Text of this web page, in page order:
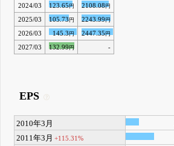
2024/03 123.65円 2108.08円
2025/03 105.73円 2243.99円
2026/03 145.3円 2447.35円
2027/03 132.99円 -
EPS
2010年3月
2011年3月 +115.31%